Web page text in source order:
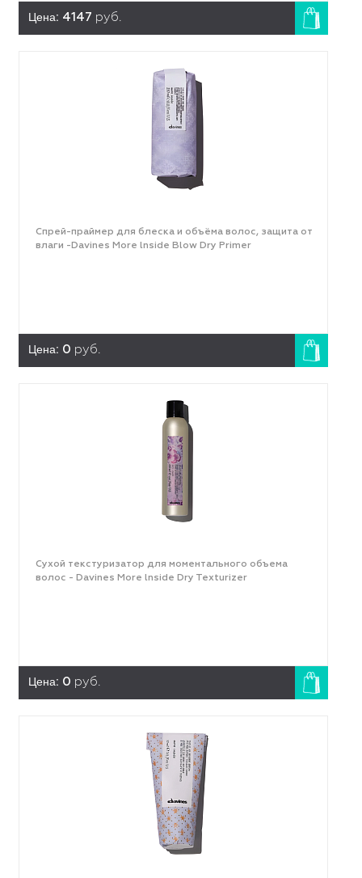
Цена: 4147 руб.
Спрей-праймер для блеска и объёма волос, защита от
влаги -Davines More lnside Blow Dry Primer
Цена: 0 руб.
Сухой текстуризатор для моментального объема
волос - Davines More lnside Dry Texturizer
Цена: 0 руб.